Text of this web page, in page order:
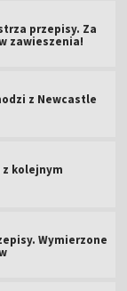
przepisy. Za
zawieszenia!
z Newcastle
kolejnym
Wymierzone